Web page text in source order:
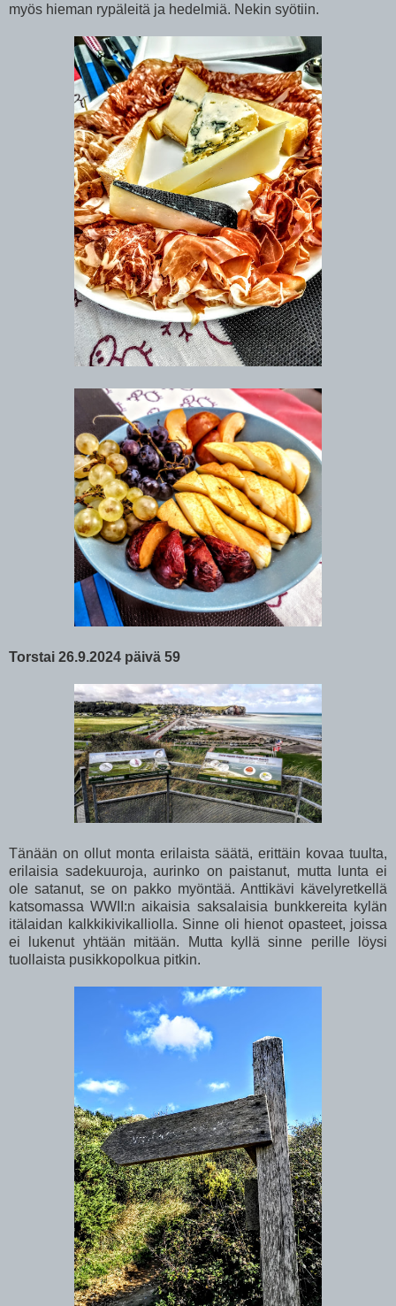
myös hieman rypäleitä ja hedelmiä. Nekin syötiin.
Torstai 26.9.2024 päivä 59
Tänään on ollut monta erilaista säätä, erittäin kovaa tuulta,
erilaisia sadekuuroja, aurinko on paistanut, mutta lunta ei
ole satanut, se on pakko myöntää. Anttikävi kävelyretkellä
katsomassa WWII:n aikaisia saksalaisia bunkkereita kylän
itälaidan kalkkikivikalliolla. Sinne oli hienot opasteet, joissa
ei lukenut yhtään mitään. Mutta kyllä sinne perille löysi
tuollaista pusikkopolkua pitkin.